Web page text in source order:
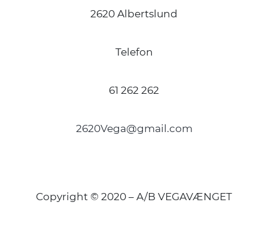
2620 Albertslund
Telefon
61 262 262
2620Vega@gmail.com
Copyright © 2020 – A/B VEGAVÆNGET